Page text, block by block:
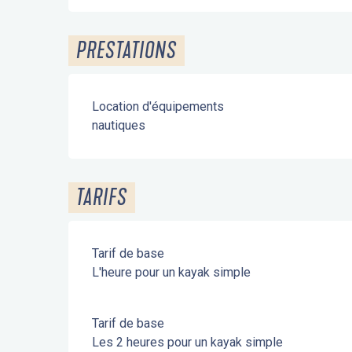
PRESTATIONS
Location d'équipements
nautiques
TARIFS
Tarif de base
L'heure pour un kayak simple
Tarif de base
Les 2 heures pour un kayak simple